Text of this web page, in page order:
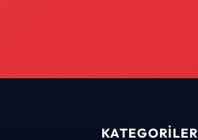
KATEGORILER